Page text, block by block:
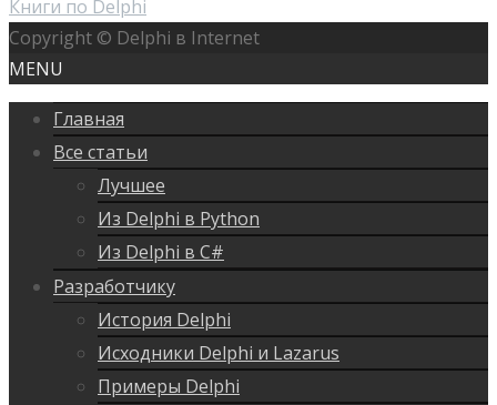
Книги по Delphi
Copyright © Delphi в Internet
MENU
Главная
Все статьи
Лучшее
Из Delphi в Python
Из Delphi в C#
Разработчику
История Delphi
Исходники Delphi и Lazarus
Примеры Delphi